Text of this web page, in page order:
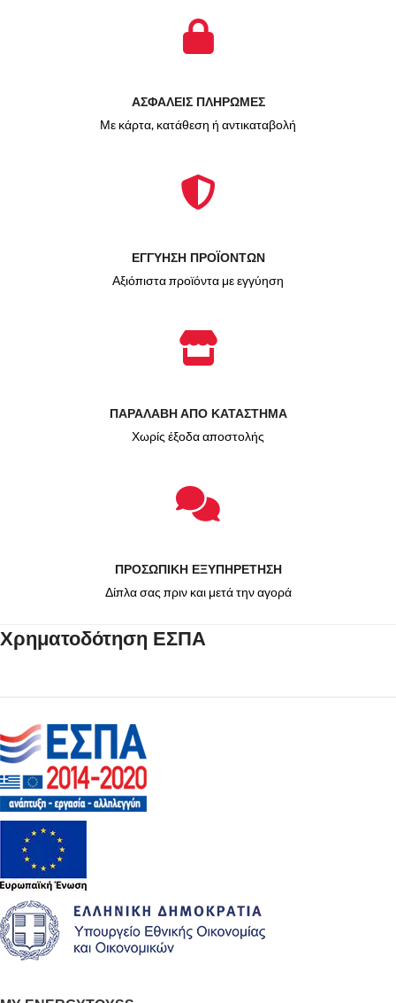
ΑΣΦΑΛΕΙΣ ΠΛΗΡΩΜΕΣ
Με κάρτα, κατάθεση ή αντικαταβολή
ΕΓΓΥΗΣΗ ΠΡΟΪΟΝΤΩΝ
Αξιόπιστα προϊόντα με εγγύηση
ΠΑΡΑΛΑΒΗ ΑΠΟ ΚΑΤΑΣΤΗΜΑ
Χωρίς έξοδα αποστολής
ΠΡΟΣΩΠΙΚΗ ΕΞΥΠΗΡΕΤΗΣΗ
Δίπλα σας πριν και μετά την αγορά
Χρηματοδότηση ΕΣΠΑ